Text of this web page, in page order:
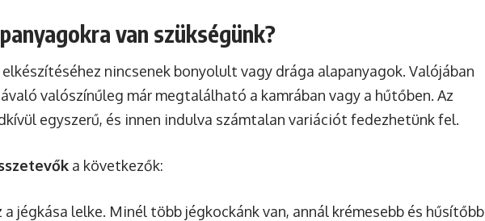
van szükségünk?
elkészítéséhez nincsenek bonyolult vagy drága alapanyagok. Valójában
valószínűleg már megtalálható a kamrában vagy a hűtőben. Az
egyszerű, és innen indulva számtalan variációt fedezhetünk fel.
a következők:
a jégkása lelke. Minél több jégkockánk van, annál krémesebb és hűsítőbb